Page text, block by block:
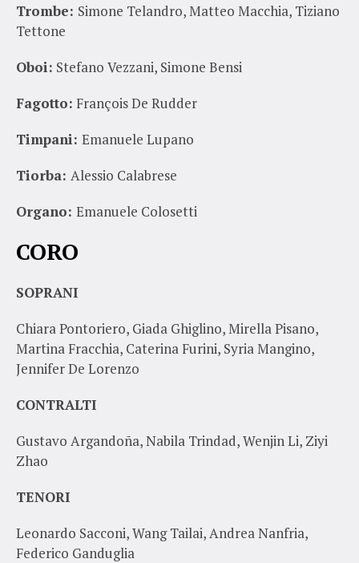
Trombe: Simone Telandro, Matteo Macchia, Tiziano
Tettone
Oboi: Stefano Vezzani, Simone Bensi
Fagotto: François De Rudder
Timpani: Emanuele Lupano
Tiorba: Alessio Calabrese
Organo: Emanuele Colosetti
CORO
SOPRANI
Chiara Pontoriero, Giada Ghiglino, Mirella Pisano,
Martina Fracchia, Caterina Furini, Syria Mangino,
Jennifer De Lorenzo
CONTRALTI
Gustavo Argandoña, Nabila Trindad, Wenjin Li, Ziyi
Zhao
TENORI
Leonardo Sacconi, Wang Tailai, Andrea Nanfria,
Federico Ganduglia